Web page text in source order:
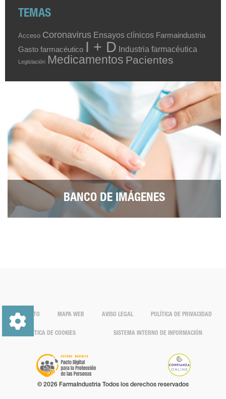
TEMAS
Acceso Coronavirus Ensayos clínicos Farmaindustria
Gasto farmacéutico I + D Industria farmacéutica
Legislación Medicamentos Pacientes
BANCO DE IMÁGENES
CONTACTO MAPA WEB AVISO LEGAL POLÍTICA DE PRIVACIDAD
POLÍTICA DE COOKIES SISTEMA INTERNO DE INFORMACIÓN
© 2026 FarmaIndustria Todos los derechos reservados